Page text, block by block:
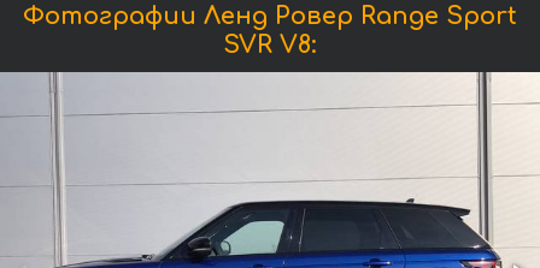
Фотографии Ленд Ровер Range Sport
SVR V8: